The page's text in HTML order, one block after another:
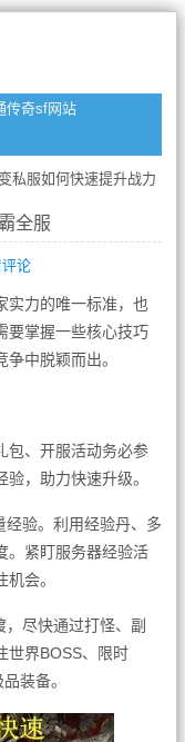
传奇sf网站
私服如何快速提升战力
全服
论
实力的唯一标准，也
要掌握一些核心技巧
中脱颖而出。
包、开服活动务必参
，助力快速升级。
验。利用经验丹、多
。紧盯服务器经验活
会。
尽快通过打怪、副
世界BOSS、限时
装备。